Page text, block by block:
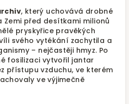
, který uchovává drobné
Zemi před desítkami milionů
pryskyřice pravěkých
svého vytékání zachytila a
– nejčastěji hmyz. Po
fosilizaci vytvořil jantar
přístupu vzduchu, ve kterém
ve výjimečně